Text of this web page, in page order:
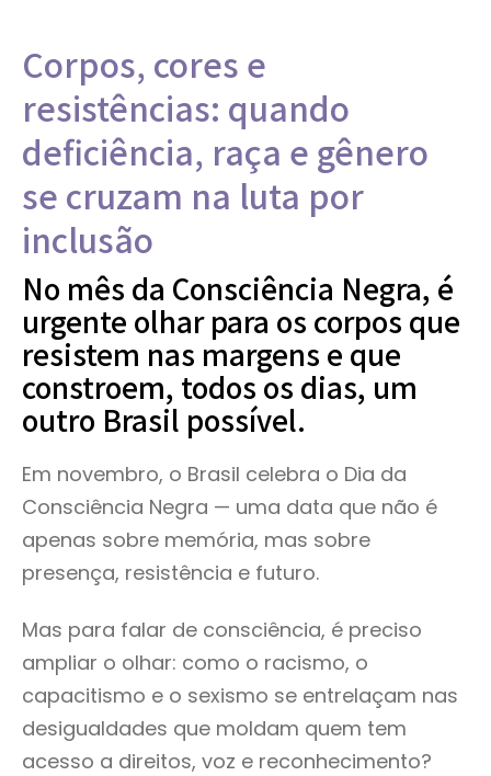
Corpos, cores e
resistências: quando
deficiência, raça e gênero
se cruzam na luta por
inclusão
No mês da Consciência Negra, é
urgente olhar para os corpos que
resistem nas margens e que
constroem, todos os dias, um
outro Brasil possível.
Em novembro, o Brasil celebra o Dia da
Consciência Negra — uma data que não é
apenas sobre memória, mas sobre
presença, resistência e futuro.
Mas para falar de consciência, é preciso
ampliar o olhar: como o racismo, o
capacitismo e o sexismo se entrelaçam nas
desigualdades que moldam quem tem
acesso a direitos, voz e reconhecimento?